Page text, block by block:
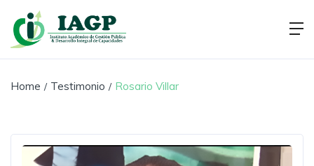
Home Testimonio Rosario Villar